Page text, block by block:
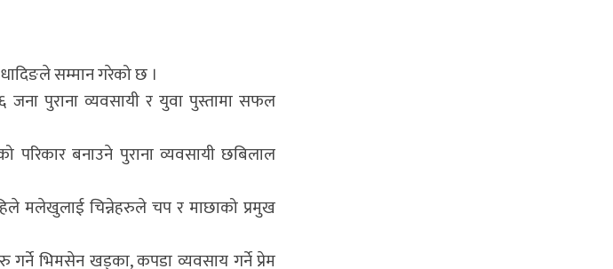
सम्मान गरेको छ ।
जना पुराना व्यवसायी र युवा पुस्तामा सफल
परिकार बनाउने पुराना व्यवसायी छबिलाल
मलेखुलाई चिन्नेहरुले चप र माछाको प्रमुख
भिमसेन खड्का, कपडा व्यवसाय गर्ने प्रेम